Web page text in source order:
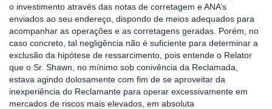
o investimento através das notas de corretagem e ANA’s
enviados ao seu endereço, dispondo de meios adequados para
acompanhar as operações e as corretagens geradas. Porém, no
caso concreto, tal negligência não é suficiente para determinar a
exclusão da hipótese de ressarcimento, pois entende o Relator
que o Sr. Shawn, no mínimo sob conivência da Reclamada,
estava agindo dolosamente com fim de se aproveitar da
inexperiência do Reclamante para operar excessivamente em
mercados de riscos mais elevados, em absoluta